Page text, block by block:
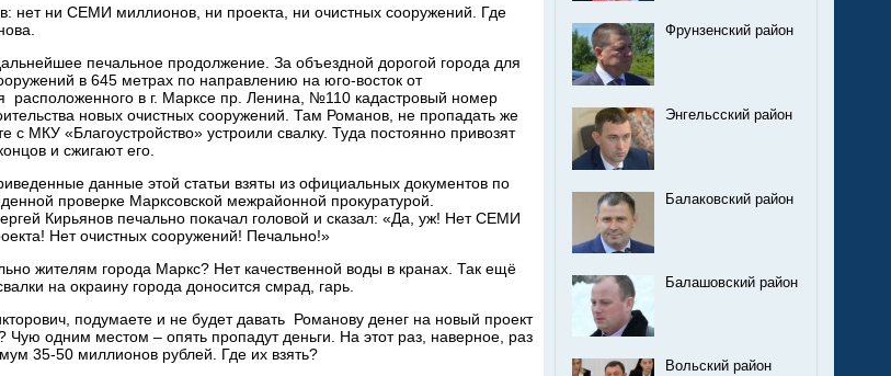
нет ни СЕМИ миллионов, ни проекта, ни очистных сооружений. Где
печальное продолжение. За объездной дорогой города для
в 645 метрах по направлению на юго-восток от
расположенного в г. Марксе пр. Ленина, №110 кадастровый номер
новых очистных сооружений. Там Романов, не пропадать же
с МКУ «Благоустройство» устроили свалку. Туда постоянно привозят
и сжигают его.
данные этой статьи взяты из официальных документов по
проверке Марксовской межрайонной прокуратурой.
Кирьянов печально покачал головой и сказал: «Да, уж! Нет СЕМИ
Нет очистных сооружений! Печально!»
жителям города Маркс? Нет качественной воды в кранах. Так ещё
на окраину города доносится смрад, гарь.
подумаете и не будет давать Романову денег на новый проект
Чую одним местом – опять пропадут деньги. На этот раз, наверное, раз
35-50 миллионов рублей. Где их взять?
Фрунзенский район
Энгельсский район
Балаковский район
Балашовский район
Вольский район